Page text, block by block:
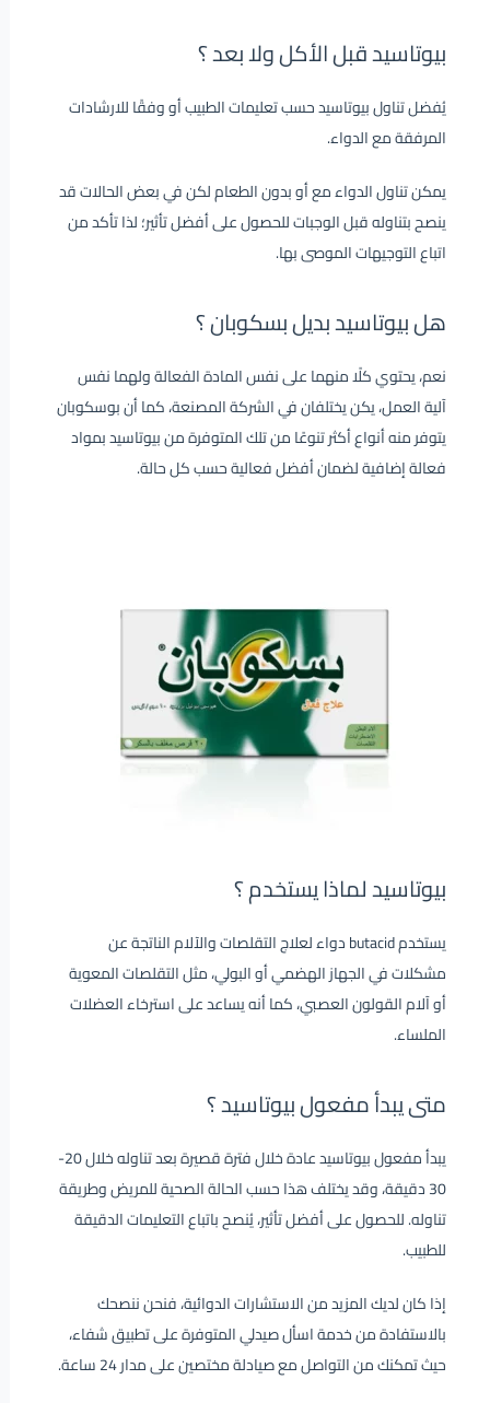
بيوتاسيد قبل الأكل ولا بعد ؟
يُفضل تناول بيوتاسيد حسب تعليمات الطبيب أو وفقًا للارشادات
المرفقة مع الدواء.
يمكن تناول الدواء مع أو بدون الطعام لكن في بعض الحالات قد
ينصح بتناوله قبل الوجبات للحصول على أفضل تأثير؛ لذا تأكد من
اتباع التوجيهات الموصى بها.
هل بيوتاسيد بديل بسكوبان ؟
نعم، يحتوي كلًا منهما على نفس المادة الفعالة ولهما نفس
آلية العمل، يكن يختلفان في الشركة المصنعة، كما أن بوسكوبان
يتوفر منه أنواع أكثر تنوعًا من تلك المتوفرة من بيوتاسيد بمواد
فعالة إضافية لضمان أفضل فعالية حسب كل حالة.
بيوتاسيد لماذا يستخدم ؟
يستخدم butacid دواء لعلاج التقلصات والآلام الناتجة عن
مشكلات في الجهاز الهضمي أو البولي، مثل التقلصات المعوية
أو آلام القولون العصبي، كما أنه يساعد على استرخاء العضلات
الملساء.
متى يبدأ مفعول بيوتاسيد ؟
يبدأ مفعول بيوتاسيد عادة خلال فترة قصيرة بعد تناوله خلال 20-
30 دقيقة، وقد يختلف هذا حسب الحالة الصحية للمريض وطريقة
تناوله.للحصول على أفضل تأثير، يُنصح باتباع التعليمات الدقيقة
للطبيب.
إذا كان لديك المزيد من الاستشارات الدوائية، فنحن ننصحك
بالاستفادة من خدمة اسأل صيدلي المتوفرة على تطبيق شفاء،
حيث تمكنك من التواصل مع صيادلة مختصين على مدار 24 ساعة.